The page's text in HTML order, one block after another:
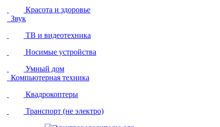
Красота и здоровье
Звук
ТВ и видеотехника
Носимые устройства
Умный дом
Компьютерная техника
Квадрокоптеры
Транспорт (не электро)